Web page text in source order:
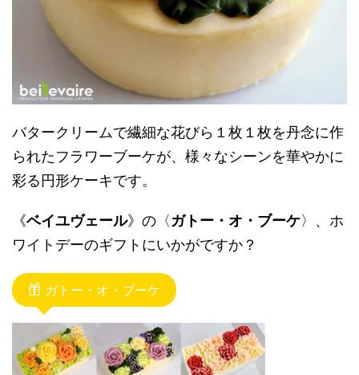
バタークリームで繊細な花びら１枚１枚を丹念に作
られたフラワーブーケが、様々なシーンを華やかに
彩る円形ケーキです。
《ベイユヴェール》の〈ガトー・オ・ブーケ〉、ホ
ワイトデーのギフトにいかがですか？
ガトー・オ・ブーケ